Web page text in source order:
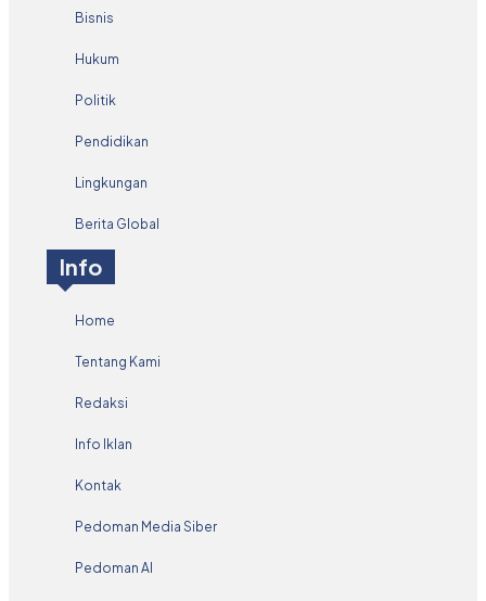
Bisnis
Hukum
Politik
Pendidikan
Lingkungan
Berita Global
Info
Home
Tentang Kami
Redaksi
Info Iklan
Kontak
Pedoman Media Siber
Pedoman AI